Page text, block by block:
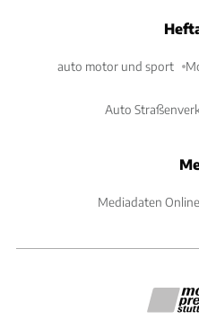
auto motor und sport
Auto
Mediadaten Online